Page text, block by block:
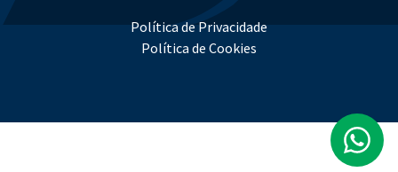
Política de Privacidade
Política de Cookies